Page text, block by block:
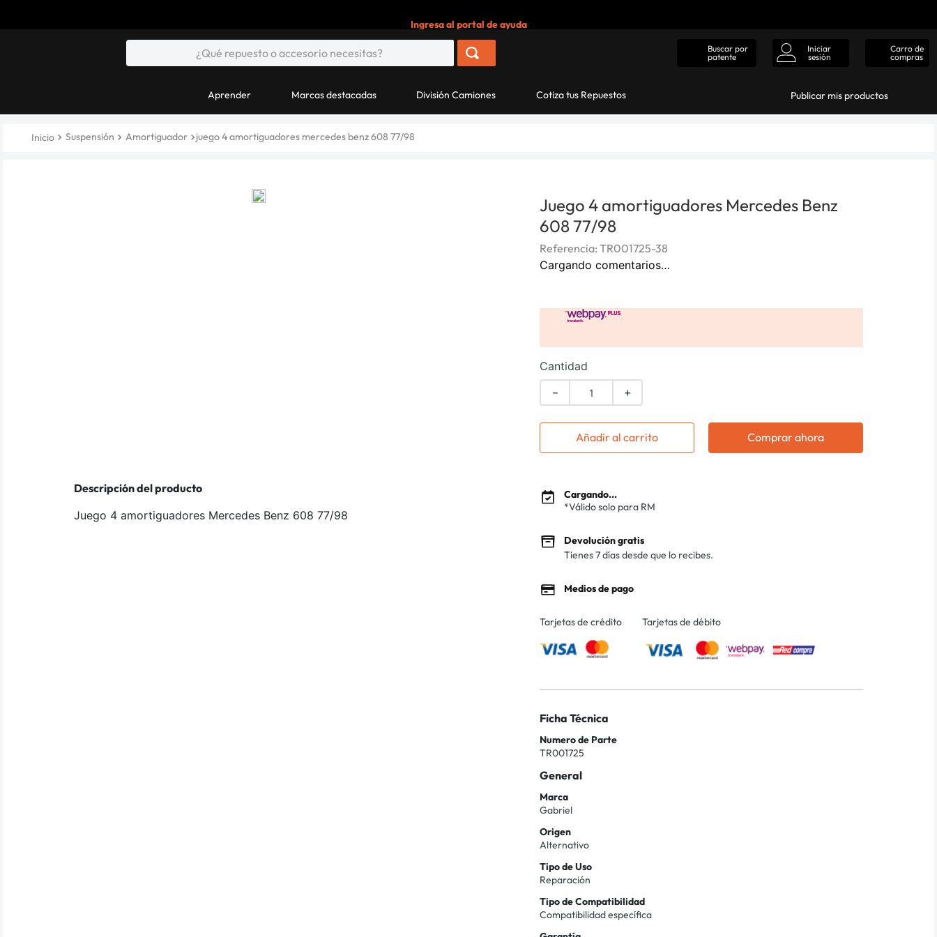
Ingresa al portal de ayuda
Buscar por
patente
Iniciar
sesión
Carro de
compras
Aprender Marcas destacadas División Camiones Cotiza tus Repuestos Publicar mis productos
Suspensión Amortiguador juego 4 amortiguadores mercedes benz 608 77/98
Descripción del producto
Juego 4 amortiguadores Mercedes Benz 608 77/98
Juego 4 amortiguadores Mercedes Benz
608 77/98
Referencia: TR001725-38
Cargando comentarios…
Cantidad
＋
－
Añadir al carrito Comprar ahora
Cargando...
*Válido solo para RM
Devolución gratis
Tienes 7 días desde que lo recibes.
Medios de pago
Tarjetas de crédito Tarjetas de débito
Ficha Técnica
Numero de Parte
TR001725
General
Marca
Gabriel
Origen
Alternativo
Tipo de Uso
Reparación
Tipo de Compatibilidad
Compatibilidad específica